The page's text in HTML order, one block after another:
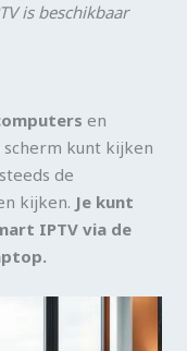
is beschikbaar
en
kunt kijken
de
kijken. Je kunt
IPTV via de